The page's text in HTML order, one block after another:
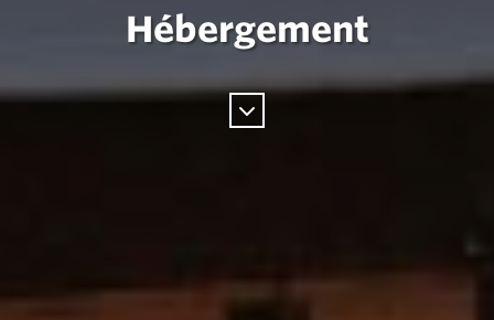
Hébergement